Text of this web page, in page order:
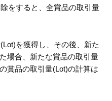
をすると、全賞品の取引量
を獲得し、その後、新た
場合、新たな賞品の取引量
賞品の取引量(Lot)の計算は